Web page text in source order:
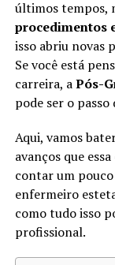
últimos tempos,
procedimentos
isso abriu novas
Se você está
carreira, aPós-
pode ser o passo
Aqui, vamos
avanços que
contar um
enfermeiro
como tudo isso
profissional.